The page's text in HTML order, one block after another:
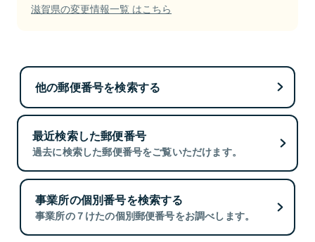
滋賀県の変更情報一覧 はこちら
他の郵便番号を検索する
最近検索した郵便番号
過去に検索した郵便番号をご覧いただけます。
事業所の個別番号を検索する
事業所の７けたの個別郵便番号をお調べします。